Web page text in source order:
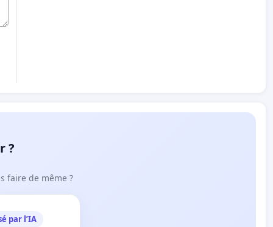
?
faire de même ?
par l’IA